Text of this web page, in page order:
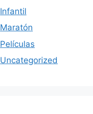
Infantil
Maratón
Películas
Uncategorized